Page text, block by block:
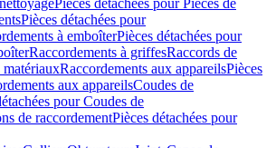
Pièces détachées pour Pièces de
Pièces détachées pour
à emboîterPièces détachées pour
Raccordements à griffesRaccords de
matériauxRaccordements aux appareilsPièces
aux appareilsCoudes de
pour Coudes de
de raccordementPièces détachées pour